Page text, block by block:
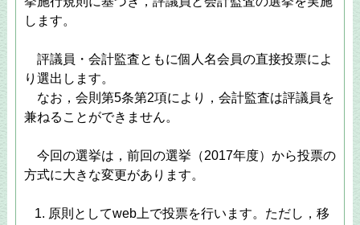
します。
評議員・会計監査ともに個人名会員の直接投票によ
り選出します。
なお，会則第5条第2項により，会計監査は評議員を
兼ねることができません。
今回の選挙は，前回の選挙（2017年度）から投票の
方式に大きな変更があります。
原則としてweb上で投票を行います。ただし，移